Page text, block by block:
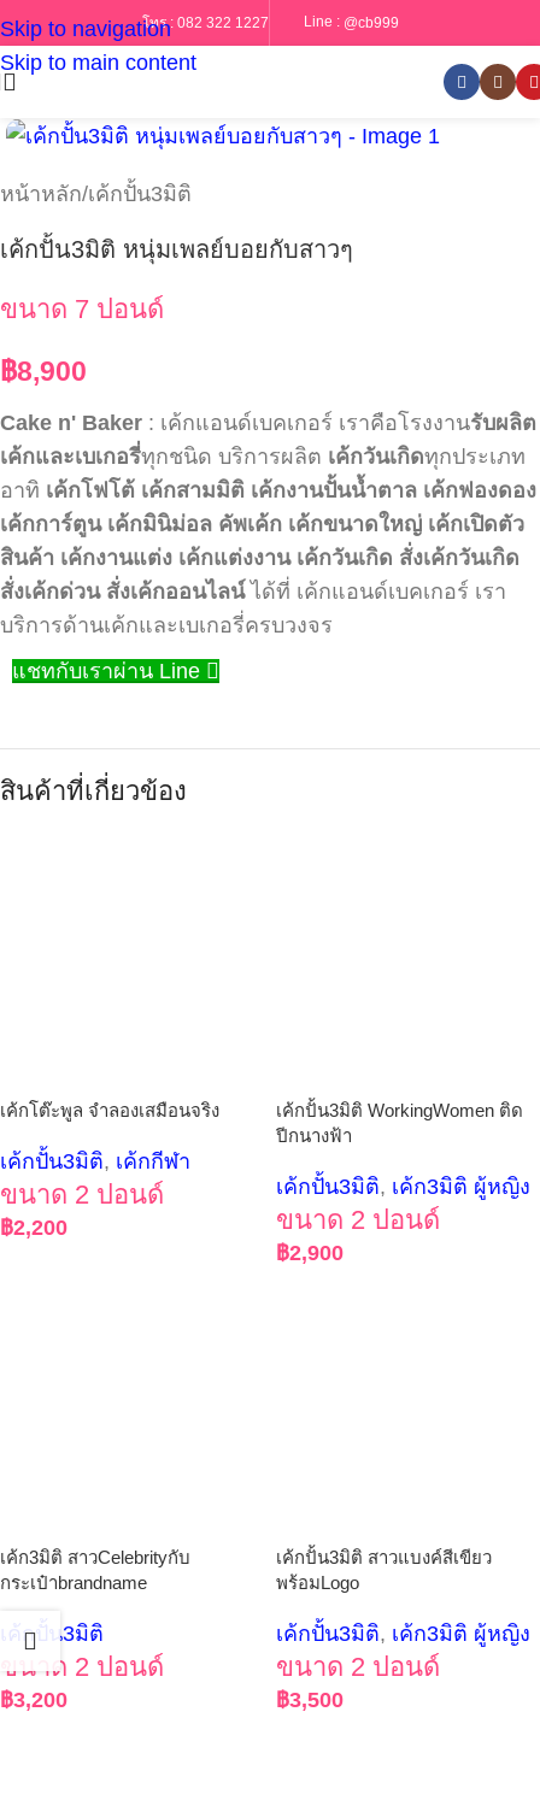
Skip to navigation
Skip to main content
โทร : 082 322 1227 Line : @cb999
หน้าหลัก/เค้กปั้น3มิติ
เค้กปั้น3มิติ หนุ่มเพลย์บอยกับสาวๆ
ขนาด 7 ปอนด์
฿8,900
Cake n' Baker : เค้กแอนด์เบคเกอร์ เราคือโรงงานรับผลิต
เค้กและเบเกอรี่ทุกชนิด บริการผลิต เค้กวันเกิดทุกประเภท
อาทิ เค้กโฟโต้ เค้กสามมิติ เค้กงานปั้นน้ำตาล เค้กฟองดอง
เค้กการ์ตูน เค้กมินิม่อล คัพเค้ก เค้กขนาดใหญ่ เค้กเปิดตัว
สินค้า เค้กงานแต่ง เค้กแต่งงาน เค้กวันเกิด สั่งเค้กวันเกิด
สั่งเค้กด่วน สั่งเค้กออนไลน์ได้ที่ เค้กแอนด์เบคเกอร์ เรา
บริการด้านเค้กและเบเกอรี่ครบวงจร
แชทกับเราผ่าน Line
สินค้าที่เกี่ยวข้อง
เค้กโต๊ะพูล จำลองเสมือนจริง
เค้กปั้น3มิติ, เค้กกีฬา
ขนาด 2 ปอนด์
฿2,200
เค้กปั้น3มิติ WorkingWomen ติด
ปีกนางฟ้า
เค้กปั้น3มิติ, เค้ก3มิติ ผู้หญิง
ขนาด 2 ปอนด์
฿2,900
เค้ก3มิติ สาวCelebrityกับ
กระเป๋าbrandname
เค้กปั้น3มิติ
ขนาด 2 ปอนด์
฿3,200
เค้กปั้น3มิติ สาวแบงค์สีเขียว
พร้อมLogo
เค้กปั้น3มิติ, เค้ก3มิติ ผู้หญิง
ขนาด 2 ปอนด์
฿3,500